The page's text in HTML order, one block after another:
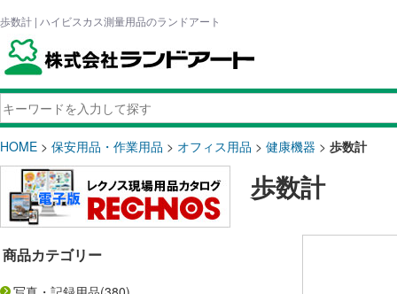
歩数計 | ハイビスカス測量用品のランドアート
HOME > 保安用品・作業用品 > オフィス用品 > 健康機器 > 歩数計
商品カテゴリー
歩数計